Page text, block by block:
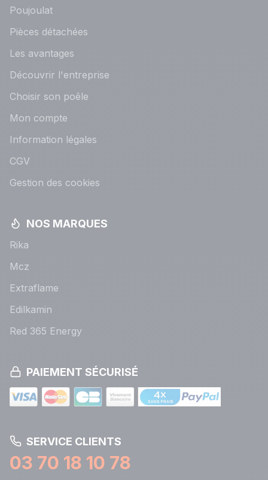
Poujoulat
Pièces détachées
Les avantages
Découvrir l'entreprise
Choisir son poêle
Mon compte
Information légales
CGV
Gestion des cookies
NOS MARQUES
Rika
Mcz
Extraflame
Edilkamin
Red 365 Energy
PAIEMENT SÉCURISÉ
SERVICE CLIENTS
03 70 18 10 78